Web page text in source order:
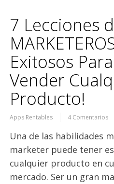
7 Lecciones
Exitosos
Vender
Producto!
Apps Rentables 4 Comentarios
Una de las habilidades
marketer puede tener
cualquier producto en
mercado. Ser un gran